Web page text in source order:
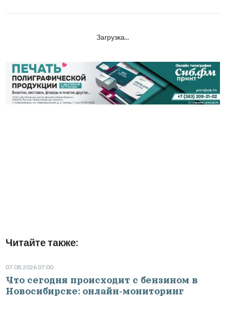
Загрузка...
Читайте также:
07.08.2026 07:00
Что сегодня происходит с бензином в
Новосибирске: онлайн-мониторинг